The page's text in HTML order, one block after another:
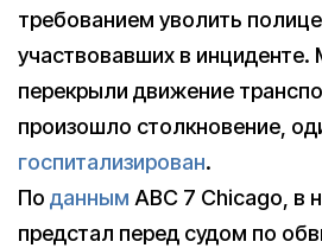
требованием уволить
участвовавших в
перекрыли движение
произошло столкновение,
госпитализирован.
По данным ABC 7 Chicago, в
предстал перед судом по